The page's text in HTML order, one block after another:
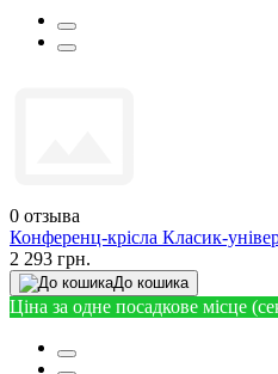
0 отзыва
Конференц-крісла Класик-
2 293 грн.
До кошика
Ціна за одне посадкове місце